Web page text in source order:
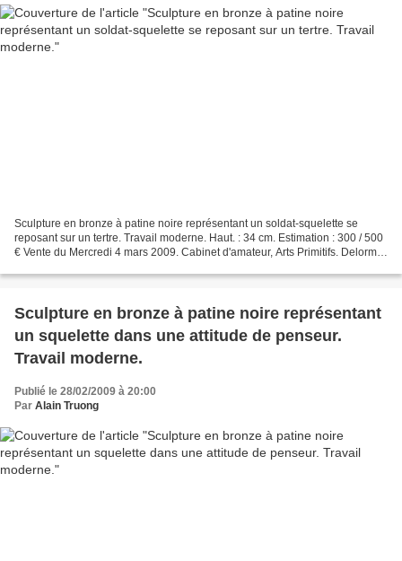
Sculpture en bronze à patine noire représentant un soldat-squelette se
reposant sur un tertre. Travail moderne. Haut. : 34 cm. Estimation : 300 / 500
€ Vente du Mercredi 4 mars 2009. Cabinet d'amateur, Arts Primitifs. Delorme
Sculpture en bronze à patine noire représentant
un squelette dans une attitude de penseur.
Travail moderne.
Publié le 28/02/2009 à 20:00
Par Alain Truong